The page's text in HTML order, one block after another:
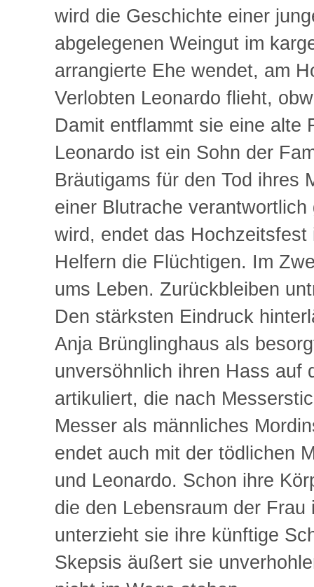
wird die Geschichte einer
abgelegenen Weingut im
arrangierte Ehe wendet, am
Verlobten Leonardo flieht,
Damit entflammt sie eine alte
Leonardo ist ein Sohn der
Bräutigams für den Tod ihres
einer Blutrache
wird, endet das
Helfern die Flüchtigen. Im
ums Leben. Zurückbleiben
Den stärksten Eindruck
Anja Brünglinghaus als
unversöhnlich ihren Hass auf
artikuliert, die nach
Messer als männliches
endet auch mit der tödlichen
und Leonardo. Schon ihre
die den Lebensraum der
unterzieht sie ihre künftige
Skepsis äußert sie